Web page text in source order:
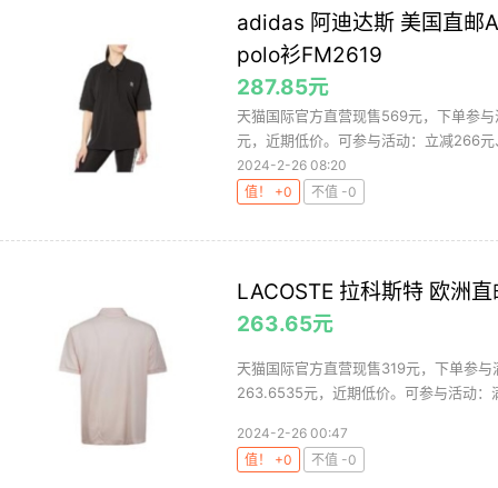
adidas 阿迪达斯 美国直邮
polo衫FM2619
287.85元
天猫国际官方直营现售569元，下单参
元，近期低价。可参与活动：立减266
2024-2-26 08:20
值！ +0
不值 -0
LACOSTE 拉科斯特 欧洲
263.65元
天猫国际官方直营现售319元，下单参
263.6535元，近期低价。可参与活动：
2024-2-26 00:47
值！ +0
不值 -0